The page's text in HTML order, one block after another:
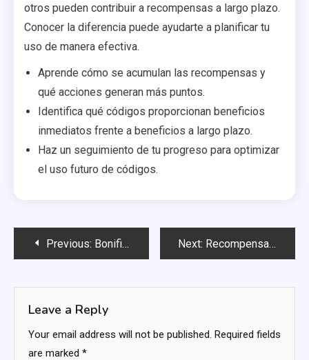
otros pueden contribuir a recompensas a largo plazo.
Conocer la diferencia puede ayudarte a planificar tu
uso de manera efectiva.
Aprende cómo se acumulan las recompensas y
qué acciones generan más puntos.
Identifica qué códigos proporcionan beneficios
inmediatos frente a beneficios a largo plazo.
Haz un seguimiento de tu progreso para optimizar
el uso futuro de códigos.
PostPrevious: Bonificaciones de Tarjeta de Regalo Robux: Artículos exclusivos, Robux de bonificación, Recompensas en el juego Next: Recompensas de Código Específico de Experiencia: Bonos dentro del juego, Mejoras de personajes, Artículos únicos
Leave a Reply
Your email address will not be published. Required fields
are marked *